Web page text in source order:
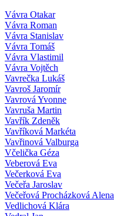
Vávra Otakar
Vávra Roman
Vávra Stanislav
Vávra Tomáš
Vávra Vlastimil
Vávra Vojtěch
Vavrečka Lukáš
Vavroš Jaromír
Vavrová Yvonne
Vavruša Martin
Vavřík Zdeněk
Vavříková Markéta
Vavřinová Valburga
Včelička Géza
Veberová Eva
Večerková Eva
Večeřa Jaroslav
Večeřová Procházková Alena
Vedlichová Klára